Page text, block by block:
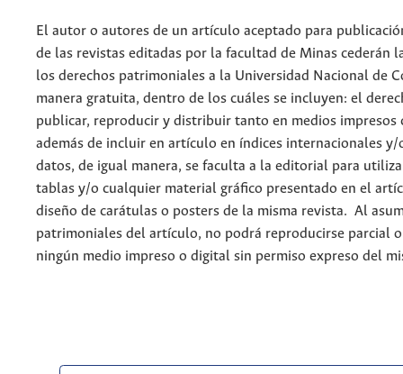
El autor o autores de un artículo aceptado para
de las revistas editadas por la facultad de Minas cederán
los derechos patrimoniales a la Universidad Nacional de
manera gratuita, dentro de los cuáles se incluyen: el
publicar, reproducir y distribuir tanto en medios impresos
además de incluir en artículo en índices internacionales y/
datos, de igual manera, se faculta a la editorial para
tablas y/o cualquier material gráfico presentado en el
diseño de carátulas o posters de la misma revista. Al
patrimoniales del artículo, no podrá reproducirse parcial
ningún medio impreso o digital sin permiso expreso del